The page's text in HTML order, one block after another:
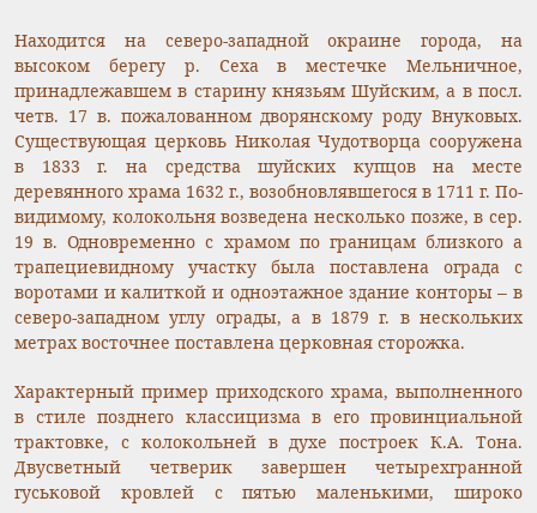
Находится на северо-западной окраине города, на
высоком берегу р. Сеха в местечке Мельничное,
принадлежавшем в старину князьям Шуйским, а в посл.
четв. 17 в. пожалованном дворянскому роду Внуковых.
Существующая церковь Николая Чудотворца сооружена
в 1833 г. на средства шуйских купцов на месте
деревянного храма 1632 г., возобновлявшегося в 1711 г. По-
видимому, колокольня возведена несколько позже, в сер.
19 в. Одновременно с храмом по границам близкого а
трапециевидному участку была поставлена ограда с
воротами и калиткой и одноэтажное здание конторы – в
северо-западном углу ограды, а в 1879 г. в нескольких
метрах восточнее поставлена церковная сторожка.
Характерный пример приходского храма, выполненного
в стиле позднего классицизма в его провинциальной
трактовке, с колокольней в духе построек К.А. Тона.
Двусветный четверик завершен четырехгранной
гуськовой кровлей с пятью маленькими, широко